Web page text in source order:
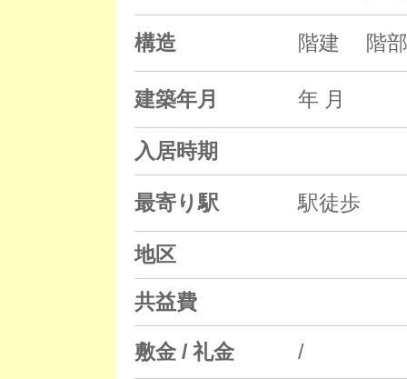
構造 階建 階
建築年月 年 月
入居時期
最寄り駅 駅徒歩
地区
共益費
敷金 / 礼金 /